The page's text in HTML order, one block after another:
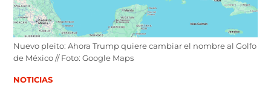
Nuevo pleito: Ahora Trump quiere cambiar el nombre al Golfo
de México // Foto: Google Maps
POSTED
NOTICIAS